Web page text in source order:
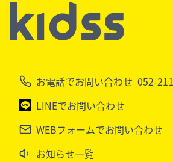
お電話でお問い合わせ 052-
LINEでお問い合わせ
WEBフォームでお問い合わせ
お知らせ一覧